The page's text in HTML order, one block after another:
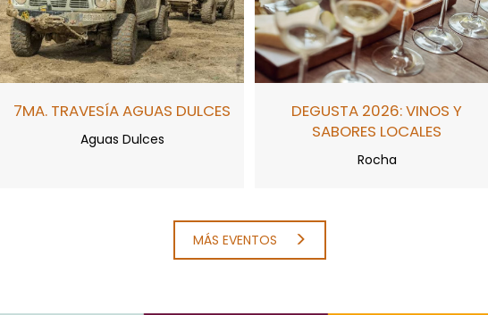
7MA. TRAVESÍA AGUAS DULCES
Aguas Dulces
DEGUSTA 2026: VINOS Y
SABORES LOCALES
Rocha
MÁS EVENTOS